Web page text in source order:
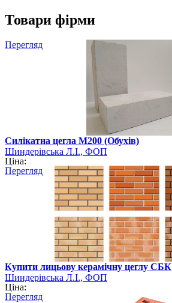
Товари фірми
Перегляд
Силікатна цегла М200 (Обухів)
Шиндерівська Л.І., ФОП
Ціна:
Перегляд
Купити лицьову керамічну цеглу СБК
Шиндерівська Л.І., ФОП
Ціна:
Перегляд